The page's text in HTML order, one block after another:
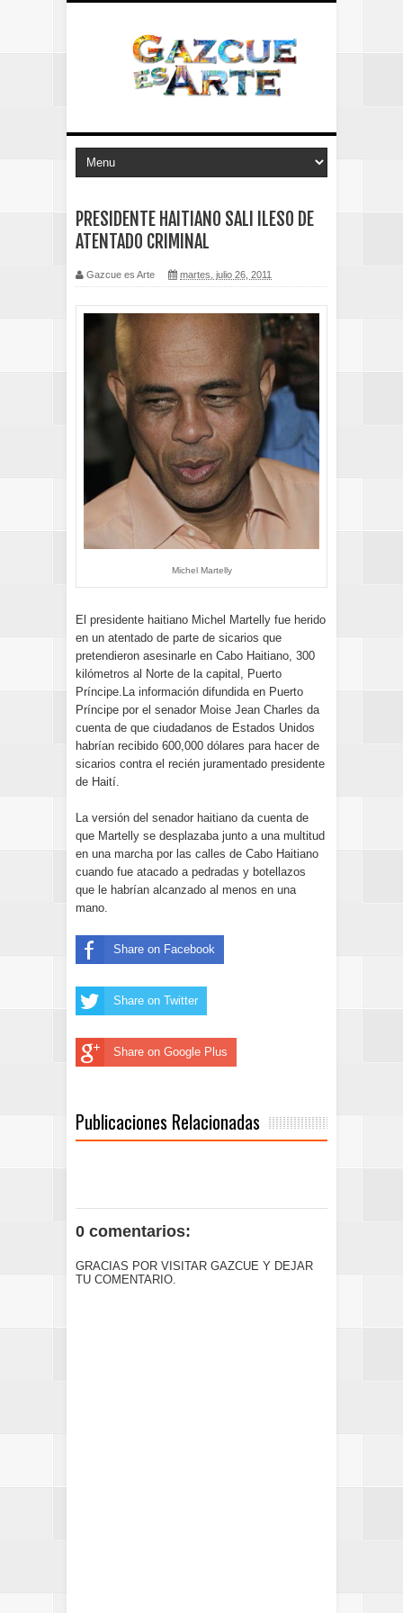
PRESIDENTE HAITIANO SALI ILESO DE
ATENTADO CRIMINAL
Gazcue es Arte martes, julio 26, 2011
Michel Martelly
El presidente haitiano Michel Martelly fue herido
en un atentado de parte de sicarios que
pretendieron asesinarle en Cabo Haitiano, 300
kilómetros al Norte de la capital, Puerto
Príncipe.La información difundida en Puerto
Príncipe por el senador Moise Jean Charles da
cuenta de que ciudadanos de Estados Unidos
habrían recibido 600,000 dólares para hacer de
sicarios contra el recién juramentado presidente
de Haití.
La versión del senador haitiano da cuenta de
que Martelly se desplazaba junto a una multitud
en una marcha por las calles de Cabo Haitiano
cuando fue atacado a pedradas y botellazos
que le habrían alcanzado al menos en una
mano.
Share on Facebook
Share on Twitter
Share on Google Plus
Publicaciones Relacionadas
0 comentarios:
GRACIAS POR VISITAR GAZCUE Y DEJAR
TU COMENTARIO.